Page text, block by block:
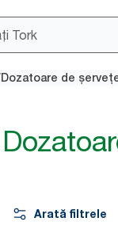
Dozatoare de
Arată filtrele